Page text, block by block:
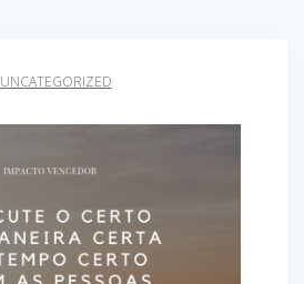
UNCATEGORIZED